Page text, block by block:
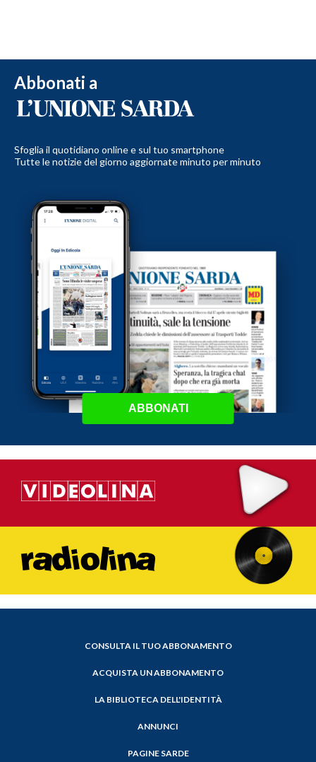
Abbonati a
Sfoglia il quotidiano online e sul tuo smartphone
Tutte le notizie del giorno aggiornate minuto per minuto
ABBONATI
CONSULTA IL TUO ABBONAMENTO
ACQUISTA UN ABBONAMENTO
LA BIBLIOTECA DELL'IDENTITÀ
ANNUNCI
PAGINE SARDE